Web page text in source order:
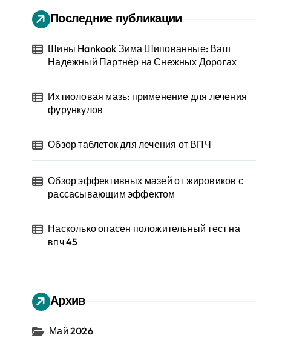
Последние публикации
Шины Hankook Зима Шипованные: Ваш
Надежный Партнёр на Снежных Дорогах
Ихтиоловая мазь: применение для лечения
фурункулов
Обзор таблеток для лечения от ВПЧ
Обзор эффективных мазей от жировиков с
рассасывающим эффектом
Насколько опасен положительный тест на
впч 45
Архив
Май 2026